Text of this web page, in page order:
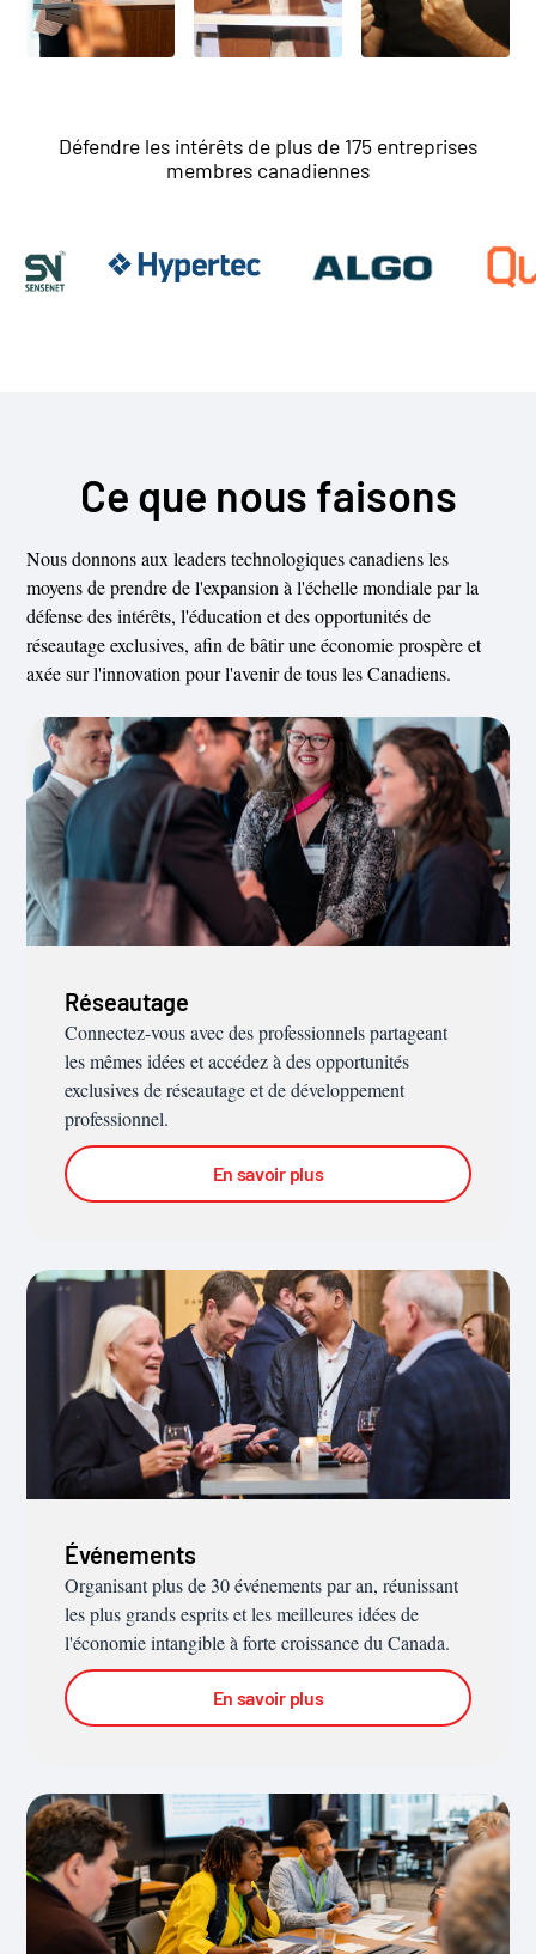
Défendre les intérêts de plus de 175 entreprises
membres canadiennes
Ce que nous faisons
Nous donnons aux leaders technologiques canadiens les
moyens de prendre de l'expansion à l'échelle mondiale par la
défense des intérêts, l'éducation et des opportunités de
réseautage exclusives, afin de bâtir une économie prospère et
axée sur l'innovation pour l'avenir de tous les Canadiens.
Réseautage
Connectez-vous avec des professionnels partageant
les mêmes idées et accédez à des opportunités
exclusives de réseautage et de développement
professionnel.
En savoir plus
Événements
Organisant plus de 30 événements par an, réunissant
les plus grands esprits et les meilleures idées de
l'économie intangible à forte croissance du Canada.
En savoir plus